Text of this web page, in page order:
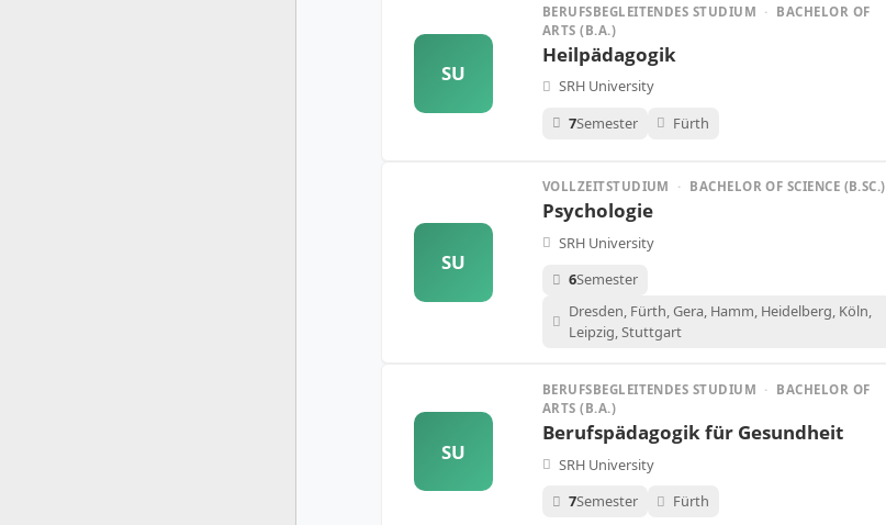
SU
BERUFSBEGLEITENDES STUDIUM · BACHELOR OF
ARTS (B.A.)
Heilpädagogik
SRH University
7Semester Fürth
SU
VOLLZEITSTUDIUM · BACHELOR OF SCIENCE (B.SC.)
Psychologie
SRH University
6Semester
Dresden, Fürth, Gera, Hamm, Heidelberg, Köln,
Leipzig, Stuttgart
SU
BERUFSBEGLEITENDES STUDIUM · BACHELOR OF
ARTS (B.A.)
Berufspädagogik für Gesundheit
SRH University
7Semester Fürth